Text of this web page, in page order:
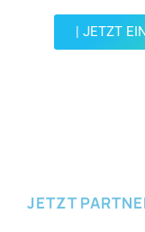
| JETZT
JETZT